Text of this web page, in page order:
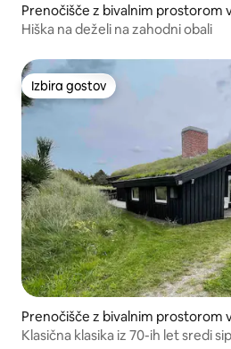
Prenočišče z bivalnim prostorom
ken
Hiška na deželi na zahodni obali
Izbira gostov
Izbira gostov
Prenočišče z bivalnim prostorom
hus
Klasična klasika iz 70-ih let sredi